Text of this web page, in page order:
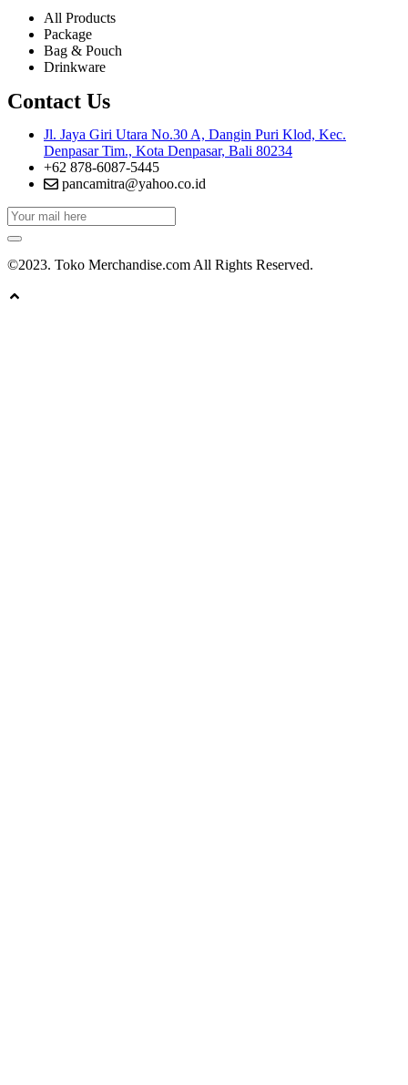
All Products
Package
Bag & Pouch
Drinkware
Contact Us
Jl. Jaya Giri Utara No.30 A, Dangin Puri Klod, Kec.
Denpasar Tim., Kota Denpasar, Bali 80234
+62 878-6087-5445
pancamitra@yahoo.co.id
©2023. Toko Merchandise.com All Rights Reserved.